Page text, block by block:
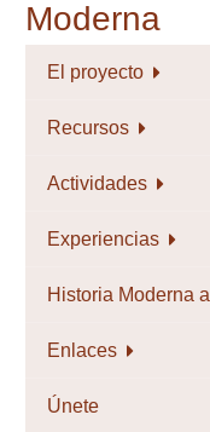
El proyecto
Recursos
Actividades
Experiencias
Historia Moderna
Enlaces
Únete